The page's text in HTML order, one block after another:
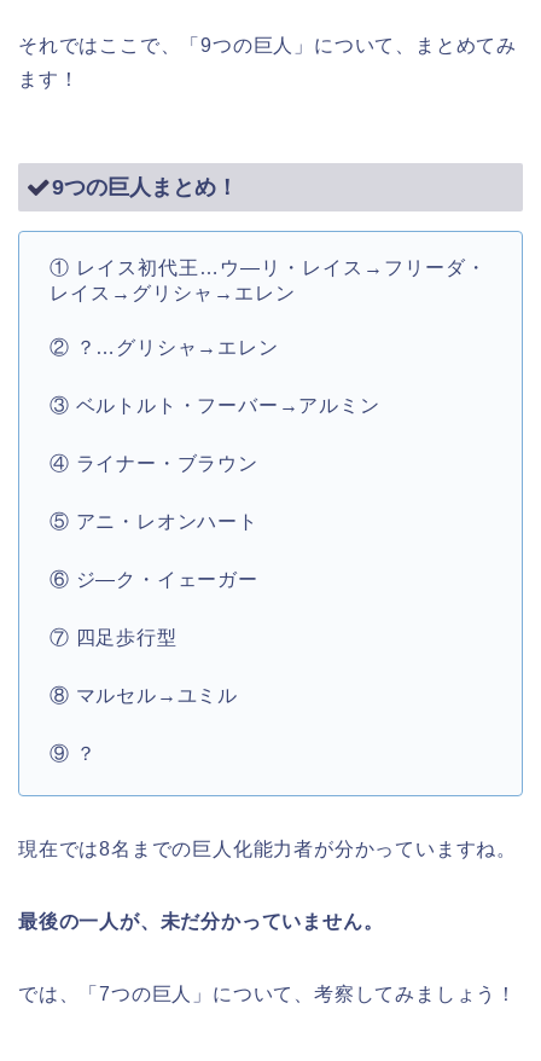
それではここで、「9つの巨人」について、まとめてみ
ます！
9つの巨人まとめ！
① レイス初代王…ウ―リ・レイス→フリーダ・
レイス→グリシャ→エレン
② ？…グリシャ→エレン
③ ベルトルト・フーバー→アルミン
④ ライナー・ブラウン
⑤ アニ・レオンハート
⑥ ジ―ク・イェーガー
⑦ 四足歩行型
⑧ マルセル→ユミル
⑨ ？
現在では8名までの巨人化能力者が分かっていますね。
最後の一人が、未だ分かっていません。
では、「7つの巨人」について、考察してみましょう！